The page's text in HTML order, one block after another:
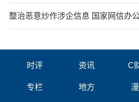
整治恶意炒作涉企信息 国家网信办
时评 资讯 C
专栏 地方